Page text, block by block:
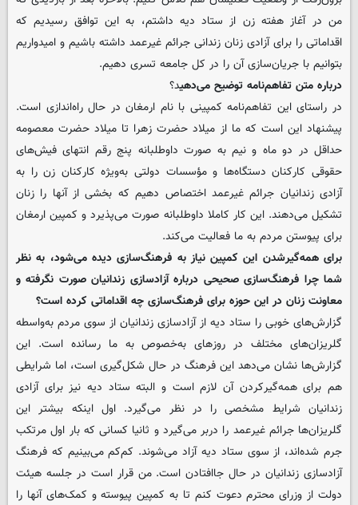
من در آغاز هفته زن از ستاد دیه داشتم، به این توافق رسیدیم که
اقداماتی را برای آزادی زنان زندانی جرائم غیرعمد داشته باشیم و امیدواریم
بتوانیم با جریان‌سازی آن را در کل جامعه تسری دهیم.
‌درباره متن تفاهم‌نامه توضیح می‌دهید؟
در راستای این تفاهم‌نامه کمپینی با نام ارمغان در حال راه‌اندازی است.
پیشنهاد این است که ما از میلاد حضرت زهرا تا میلاد حضرت معصومه
حداقل در دو ماه و نیم به صورت داوطلبانه پنج رقم انتهای فیش‌های
حقوقی کارکنان دستگاه‌ها و مؤسسات دولتی به‌ویژه کارکنان زن را به
آزادی زندانیان جرائم غیرعمد اختصاص دهیم که بخشی از آنها را زنان
تشکیل می‌دهند. این کار کاملا داوطلبانه صورت می‌پذیرد و کمپین ارمغان
برای پیوستن مردم به ما فعالیت می‌کند.
‌برای همه‌گیرشدن این کمپین نیاز به فرهنگ‌سازی دیده می‌شود، به نظر
شما چرا فرهنگ‌سازی صحیحی درباره آزادسازی زندانیان صورت نگرفته و
معاونت زنان در این حوزه برای فرهنگ‌سازی چه اقداماتی کرده است؟
گزارش‌های خوبی را ستاد دیه از آزادسازی زندانیان از سوی مردم به‌واسطه
گلریزان‌های مختلف در روزهای به‌خصوص به ما رسانده است. این
گزارش‌ها نشان می‌دهد این فرهنگ در حال شکل‌گیری است، اما شرایطی
هم برای همه‌گیرکردن آن لازم است و البته ستاد دیه نیز برای آزادی
زندانیان شرایط مشخصی را در نظر می‌گیرد. اول اینکه بیشتر این
گلریزان‌ها جرائم غیرعمد را دربر می‌گیرد و ثانیا کسانی که بار اول مرتکب
جرم شده‌اند، از سوی ستاد دیه آزاد می‌شوند. کم‌کم می‌بینیم که فرهنگ
آزادسازی زندانیان در حال جاافتادن است. من قرار است در جلسه هیئت
دولت از وزرای محترم دعوت کنم تا به کمپین پیوسته و کمک‌های آنها را